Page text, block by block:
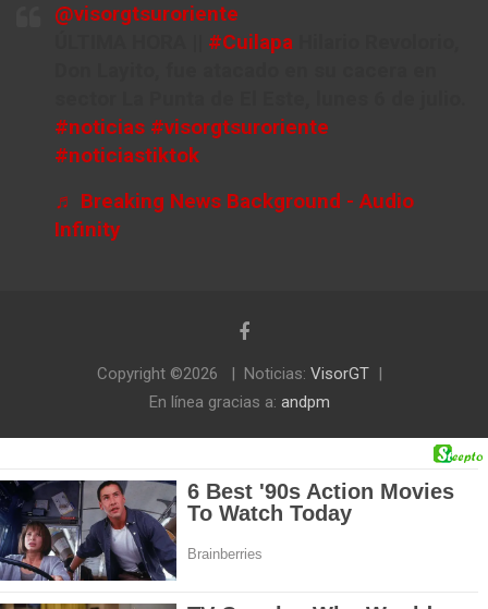
@visorgtsuroriente
#Cuilapa
#noticias #visorgtsuroriente
#noticiastiktok
♬ Breaking News Background - Audio
Infinity
Copyright ©2026 Noticias: VisorGT
En línea gracias a: andpm